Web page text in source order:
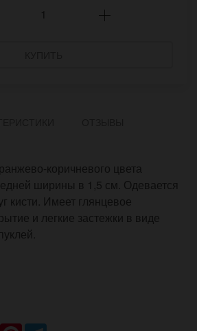
коричневого цвета
ширины в 1,5 см. Одевается
кисти. Имеет глянцевое
и легкие застежки в виде